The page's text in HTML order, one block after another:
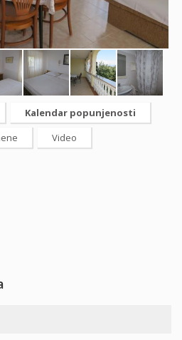
Kalendar popunjenosti
Video